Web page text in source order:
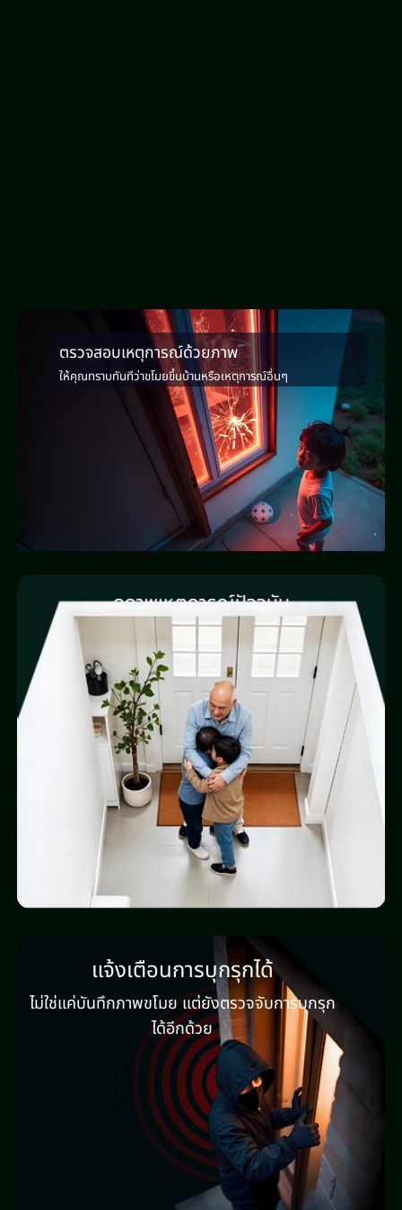
ตรวจสอบเหตุการณ์ด้วยภาพ
ให้คุณทราบทันทีว่าขโมยขึ้นบ้านหรือเหตุการณ์อื่นๆ
ดูภาพเหตุการณ์ปัจจุบัน
ที่บ้านเป็นยังไงบ้าง? เปิดแอปดูได้ทันที
แจ้งเตือนการบุกรุกได้
ไม่ใช่แค่บันทึกภาพขโมย แต่ยังตรวจจับการบุกรุก
ได้อีกด้วย